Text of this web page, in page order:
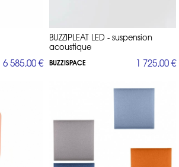
6 585,00 €
BUZZIPLEAT LED - suspension
acoustique
BUZZISPACE 1 725,00 €